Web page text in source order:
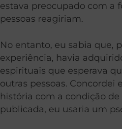
estava preocupado com a
pessoas reagiriam.
No entanto, eu sabia que,
experiência, havia
espirituais que esperava
outras pessoas. Concordei
história com a condição de
publicada, eu usaria um